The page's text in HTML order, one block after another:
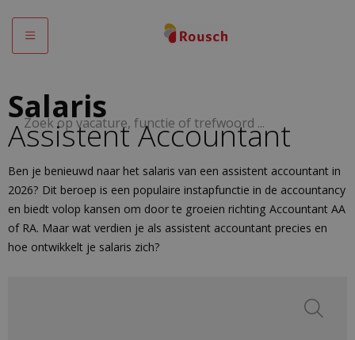
Menu
Salaris
Assistent Accountant
Ben je benieuwd naar het salaris van een assistent accountant in
2026? Dit beroep is een populaire instapfunctie in de accountancy
en biedt volop kansen om door te groeien richting Accountant AA
of RA. Maar wat verdien je als assistent accountant precies en
hoe ontwikkelt je salaris zich?
Zoek op vacature, functie of trefwoord ...